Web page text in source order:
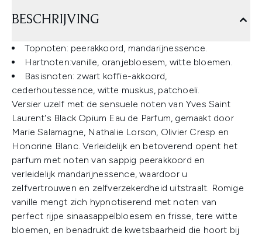
BESCHRIJVING
Topnoten: peerakkoord, mandarijnessence.
Hartnoten:vanille, oranjebloesem, witte bloemen.
Basisnoten: zwart koffie-akkoord,
cederhoutessence, witte muskus, patchoeli.
Versier uzelf met de sensuele noten van Yves Saint
Laurent's Black Opium Eau de Parfum, gemaakt door
Marie Salamagne, Nathalie Lorson, Olivier Cresp en
Honorine Blanc. Verleidelijk en betoverend opent het
parfum met noten van sappig peerakkoord en
verleidelijk mandarijnessence, waardoor u
zelfvertrouwen en zelfverzekerdheid uitstraalt. Romige
vanille mengt zich hypnotiserend met noten van
perfect rijpe sinaasappelbloesem en frisse, tere witte
bloemen, en benadrukt de kwetsbaarheid die hoort bij